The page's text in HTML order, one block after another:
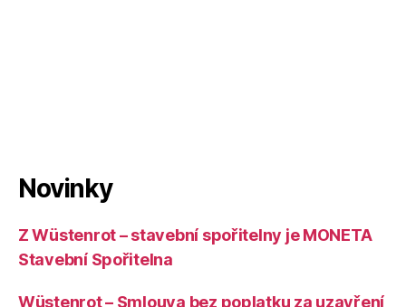
Novinky
Z Wüstenrot – stavební spořitelny je MONETA
Stavební Spořitelna
Wüstenrot – Smlouva bez poplatku za uzavření